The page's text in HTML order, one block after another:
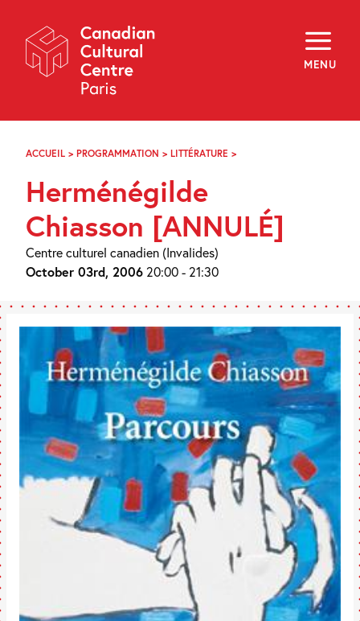
Navigation
MENU
About
Programming
Off-Site
Explore
Archives
i y
ACCUEIL > PROGRAMMATION > LITTÉRATURE >
Herménégilde
Chiasson [ANNULÉ]
Centre culturel canadien (Invalides)
October 03rd, 2006 20:00 - 21:30